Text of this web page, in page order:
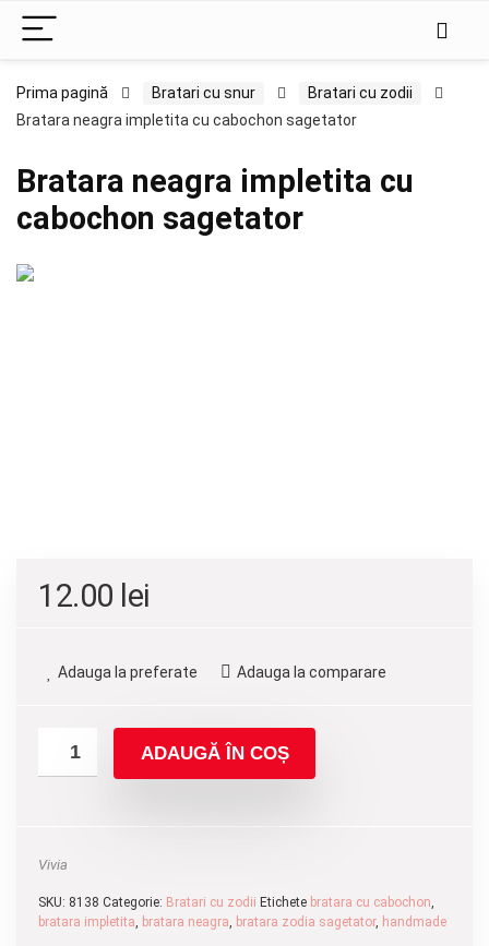
Prima pagină Bratari cu snur
Bratari cu zodii
Bratara neagra impletita cu cabochon sagetator
Bratara neagra impletita cu
cabochon sagetator
12.00 lei
Adauga la preferate Adauga la comparare
ADAUGĂ ÎN COȘ
Vivia
SKU: 8138 Categorie: Bratari cu zodii Etichete bratara cu cabochon,
bratara impletita, bratara neagra, bratara zodia sagetator, handmade